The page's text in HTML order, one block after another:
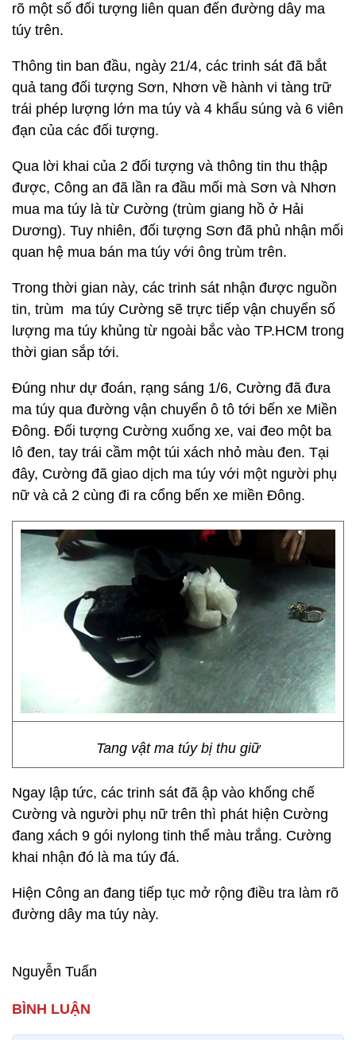
rõ một số đối tượng liên quan đến đường dây ma
túy trên.
Thông tin ban đầu, ngày 21/4, các trinh sát đã bắt
quả tang đối tượng Sơn, Nhơn về hành vi tàng trữ
trái phép lượng lớn ma túy và 4 khẩu súng và 6 viên
đạn của các đối tượng.
Qua lời khai của 2 đối tượng và thông tin thu thập
được, Công an đã lần ra đầu mối mà Sơn và Nhơn
mua ma túy là từ Cường (trùm giang hồ ở Hải
Dương). Tuy nhiên, đối tượng Sơn đã phủ nhận mối
quan hệ mua bán ma túy với ông trùm trên.
Trong thời gian này, các trinh sát nhận được nguồn
tin, trùm ma túy Cường sẽ trực tiếp vận chuyển số
lượng ma túy khủng từ ngoài bắc vào TP.HCM trong
thời gian sắp tới.
Đúng như dự đoán, rạng sáng 1/6, Cường đã đưa
ma túy qua đường vận chuyển ô tô tới bến xe Miền
Đông. Đối tượng Cường xuống xe, vai đeo một ba
lô đen, tay trái cầm một túi xách nhỏ màu đen. Tại
đây, Cường đã giao dịch ma túy với một người phụ
nữ và cả 2 cùng đi ra cổng bến xe miền Đông.
Tang vật ma túy bị thu giữ
Ngay lập tức, các trinh sát đã ập vào khống chế
Cường và người phụ nữ trên thì phát hiện Cường
đang xách 9 gói nylong tinh thể màu trắng. Cường
khai nhận đó là ma túy đá.
Hiện Công an đang tiếp tục mở rộng điều tra làm rõ
đường dây ma túy này.
Nguyễn Tuấn